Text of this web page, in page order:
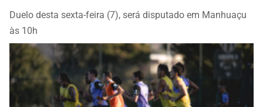
Duelo desta sexta-feira (7), será disputado em Manhuaçu
às 10h